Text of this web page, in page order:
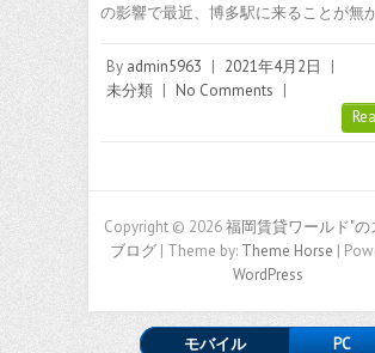
の影響で最近、博多駅に来ることが無
By admin5963 | 2021年4月2日
|
未分類 | No Comments |
Copyright © 2026福岡賃貸ワールド"の
ブログ | Theme by: Theme Horse |
WordPress
モバイル PC